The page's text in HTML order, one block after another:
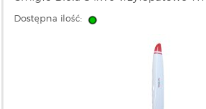
Dostępna ilość: